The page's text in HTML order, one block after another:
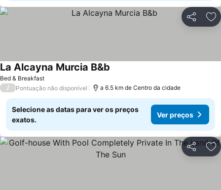
Partilhar
Bed & Breakfast
La Alcayna Murcia B&b
/ Pontuação não disponível a 6.5 km de Centro da cidade
Selecione as datas para ver os preços
exatos.
Ver preços
Partilhar